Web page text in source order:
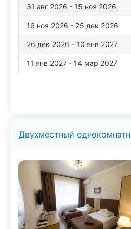
31 авг 2026 - 15 ноя 2026
16 ноя 2026 - 25 дек 2026
26 дек 2026 - 10 янв 2027
11 янв 2027 - 14 мар 2027
Двухместный